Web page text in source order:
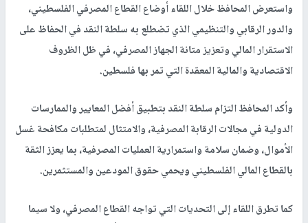
واستعرض المحافظ خلال اللقاء أوضاع القطاع المصرفي الفلسطيني،
والدور الرقابي والتنظيمي الذي تضطلع به سلطة النقد في الحفاظ على
الاستقرار المالي وتعزيز متانة الجهاز المصرفي، في ظل الظروف
الاقتصادية والمالية المعقدة التي تمر بها فلسطين.
وأكد المحافظ التزام سلطة النقد بتطبيق أفضل المعايير والممارسات
الدولية في مجالات الرقابة المصرفية، والامتثال لمتطلبات مكافحة غسل
الأموال، وضمان سلامة واستمرارية العمليات المصرفية، بما يعزز الثقة
بالقطاع المالي الفلسطيني ويحمي حقوق المودعين والمستثمرين.
كما تطرق اللقاء إلى التحديات التي تواجه القطاع المصرفي، ولا سيما